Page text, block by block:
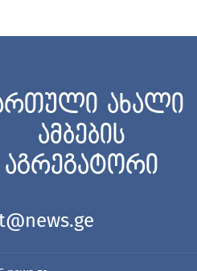
ახალი
ამბების
აგრეგატორი